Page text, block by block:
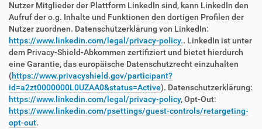
Nutzer Mitglieder der Plattform LinkedIn sind, kann LinkedIn den
Aufruf der o.g. Inhalte und Funktionen den dortigen Profilen der
Nutzer zuordnen. Datenschutzerklärung von LinkedIn:
https://www.linkedin.com/legal/privacy-policy.. LinkedIn ist unter
dem Privacy-Shield-Abkommen zertifiziert und bietet hierdurch
eine Garantie, das europäische Datenschutzrecht einzuhalten
(https://www.privacyshield.gov/participant?
id=a2zt0000000L0UZAA0&status=Active). Datenschutzerklärung:
https://www.linkedin.com/legal/privacy-policy, Opt-Out:
https://www.linkedin.com/psettings/guest-controls/retargeting-
opt-out.